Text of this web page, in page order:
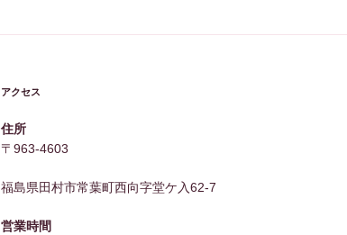
アクセス
住所
〒963-4603
福島県田村市常葉町西向字堂ケ入62-7
営業時間